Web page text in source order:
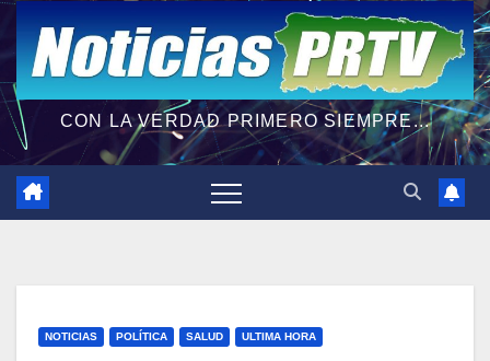
CON LA VERDAD PRIMERO SIEMPRE...
NOTICIAS POLÍTICA SALUD ULTIMA HORA